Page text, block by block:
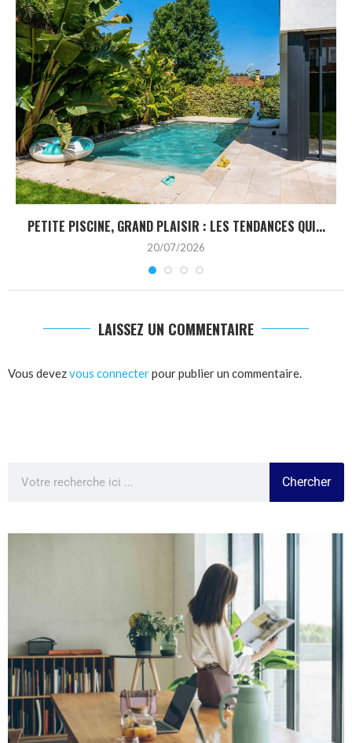
PETITE PISCINE, GRAND PLAISIR : LES TENDANCES QUI...
20/07/2026
LAISSEZ UN COMMENTAIRE
Vous devezvous connecterpour publier un commentaire.
Chercher